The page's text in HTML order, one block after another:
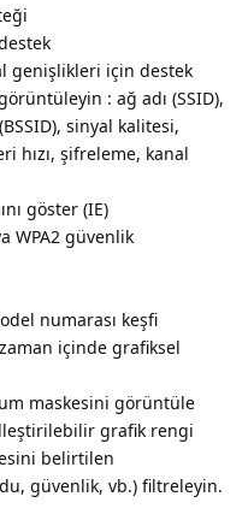
genişlikleri için destek
: ağ adı (SSID),
sinyal kalitesi,
hızı, şifreleme, kanal
göster (IE)
WPA2 güvenlik
numarası keşfi
içinde grafiksel
maskesini görüntüle
grafik rengi
belirtilen
güvenlik, vb.) filtreleyin.